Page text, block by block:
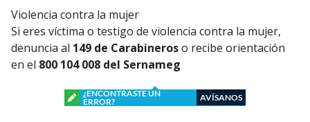
Violencia contra la mujer
Si eres víctima o testigo de violencia contra la mujer,
denuncia al 149 de Carabineroso recibe orientación
en el 800 104 008 del Sernameg
¿ENCONTRASTE UN
ERROR?
AVÍSANOS